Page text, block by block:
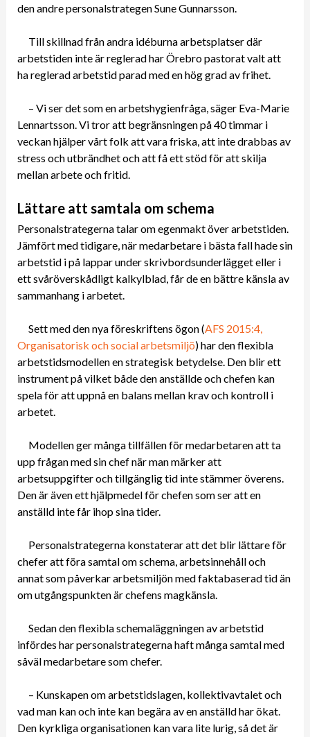
den andre personalstrategen Sune Gunnarsson.
Till skillnad från andra idéburna arbetsplatser där
arbetstiden inte är reglerad har Örebro pastorat valt att
ha reglerad arbetstid parad med en hög grad av frihet.
– Vi ser det som en arbetshygienfråga, säger Eva-Marie
Lennartsson. Vi tror att begränsningen på 40 timmar i
veckan hjälper vårt folk att vara friska, att inte drabbas av
stress och utbrändhet och att få ett stöd för att skilja
mellan arbete och fritid.
Lättare att samtala om schema
Personalstrategerna talar om egenmakt över arbetstiden.
Jämfört med tidigare, när medarbetare i bästa fall hade sin
arbetstid i på lappar under skrivbordsunderlägget eller i
ett svåröverskådligt kalkylblad, får de en bättre känsla av
sammanhang i arbetet.
Sett med den nya föreskriftens ögon (AFS 2015:4,
Organisatorisk och social arbetsmiljö) har den flexibla
arbetstidsmodellen en strategisk betydelse. Den blir ett
instrument på vilket både den anställde och chefen kan
spela för att uppnå en balans mellan krav och kontroll i
arbetet.
Modellen ger många tillfällen för medarbetaren att ta
upp frågan med sin chef när man märker att
arbetsuppgifter och tillgänglig tid inte stämmer överens.
Den är även ett hjälpmedel för chefen som ser att en
anställd inte får ihop sina tider.
Personalstrategerna konstaterar att det blir lättare för
chefer att föra samtal om schema, arbetsinnehåll och
annat som påverkar arbetsmiljön med faktabaserad tid än
om utgångspunkten är chefens magkänsla.
Sedan den flexibla schemaläggningen av arbetstid
infördes har personalstrategerna haft många samtal med
såväl medarbetare som chefer.
– Kunskapen om arbetstidslagen, kollektivavtalet och
vad man kan och inte kan begära av en anställd har ökat.
Den kyrkliga organisationen kan vara lite lurig, så det är